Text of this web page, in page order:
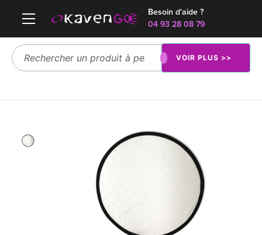
Besoin d'aide ?
04 93 28 08 79
VOIR PLUS >>